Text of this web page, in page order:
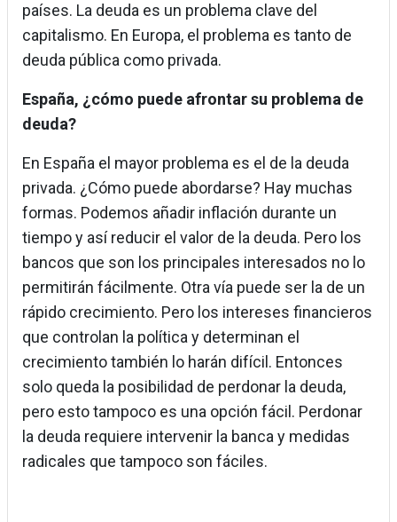
países. La deuda es un problema clave del
capitalismo. En Europa, el problema es tanto de
deuda pública como privada.
España, ¿cómo puede afrontar su problema de
deuda?
En España el mayor problema es el de la deuda
privada. ¿Cómo puede abordarse? Hay muchas
formas. Podemos añadir inflación durante un
tiempo y así reducir el valor de la deuda. Pero los
bancos que son los principales interesados no lo
permitirán fácilmente. Otra vía puede ser la de un
rápido crecimiento. Pero los intereses financieros
que controlan la política y determinan el
crecimiento también lo harán difícil. Entonces
solo queda la posibilidad de perdonar la deuda,
pero esto tampoco es una opción fácil. Perdonar
la deuda requiere intervenir la banca y medidas
radicales que tampoco son fáciles.